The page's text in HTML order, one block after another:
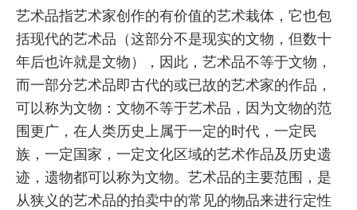
艺术品指艺术家创作的有价值的艺术栽体，它也包
括现代的艺术品（这部分不是现实的文物，但数十
年后也许就是文物），因此，艺术品不等于文物，
而一部分艺术品即古代的或已故的艺术家的作品，
可以称为文物：文物不等于艺术品，因为文物的范
围更广，在人类历史上属于一定的时代，一定民
族，一定国家，一定文化区域的艺术作品及历史遗
迹，遗物都可以称为文物。艺术品的主要范围，是
从狭义的艺术品的拍卖中的常见的物品来进行定性